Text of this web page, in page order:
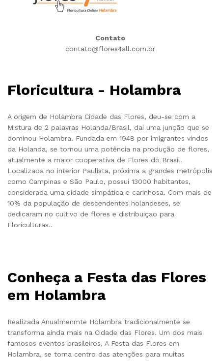
Contato
contato@flores4all.com.br
Floricultura - Holambra
A origem de Holambra Cidade das Flores, deu-se com a
Mistura de 2 palavras Holanda/Brasil, daí uma junção que se
dominou Holambra. Fundada em 1948 por imigrantes vindos
da Holanda, se tornou uma potência na produção de flores,
atualmente a maior cooperativa de Flores do Brasil.
Localizada no interior Paulista, próxima a grandes metrópolis
como Campinas e São Paulo, possui 13000 habitantes,
considerada uma cidade simpática e carinhosa. Com mais de
10% da população de descendentes holandeses, se
dedicaram no cultivo de flores e distribuiçao para
Floriculturas..
Conheça a Festa das Flores
em Holambra
Realizada Anualmenmte Holambra tradicionalmente se
transforma ainda mais na Cidade das Flores. Um dos mais
famosos eventos brasileiros, A Festa das Flores em
Holambra, se torna centro das atenções para muitas